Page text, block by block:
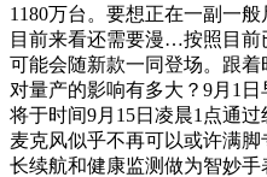
1180万台。要想正在一副一
目前来看还需要漫…按照目前
可能会随新款一同登场。跟
对量产的影响有多大？9月1
将于时间9月15日凌晨1点通
麦克风似乎不再可以或许满
长续航和健康监测做为智妙